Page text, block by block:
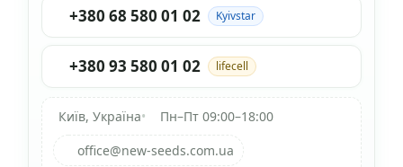
+380 68 580 01 02 Kyivstar
+380 93 580 01 02 lifecell
Київ, Україна•
Пн–Пт 09:00–18:00
office@new-seeds.com.ua